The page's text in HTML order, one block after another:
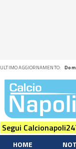
ULTIMO AGGIORNAMENTO:
Segui
HOME